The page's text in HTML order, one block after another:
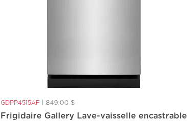
GDPP4515AF |849,00 $
Frigidaire Gallery Lave-vaisselle encastrable